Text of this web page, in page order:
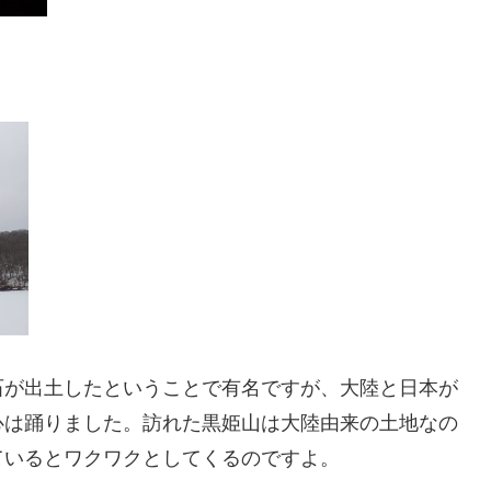
出土したということで有名ですが、大陸と日本が
踊りました。訪れた黒姫山は大陸由来の土地なの
るとワクワクとしてくるのですよ。